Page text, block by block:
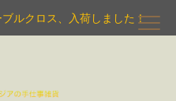
ルクロス、入荷しました！